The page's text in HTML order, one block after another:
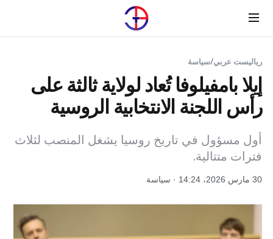
Menu
رياليست عربي/سياسة
إيلا بامفيلوفا تُعاد لولاية ثالثة على
رأس اللجنة الانتخابية الروسية
أول مسؤول في تاريخ روسيا يشغل المنصب لثلاث
فترات متتالية.
30 مارس 2026، 14:24 · سياسة